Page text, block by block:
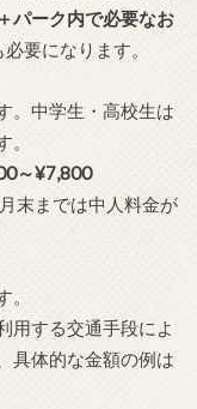
パーク内で必要なお
必要になります。
。中学生・高校生は
～¥7,800
末までは中人料金が
用する交通手段によ
具体的な金額の例は